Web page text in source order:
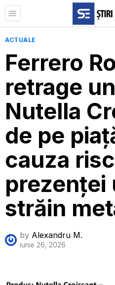
ACTUALE
Ferrero
retrage
Nutella
de pe
cauza
prezenței
străin
by Alexandru M.
iunie 26, 2026